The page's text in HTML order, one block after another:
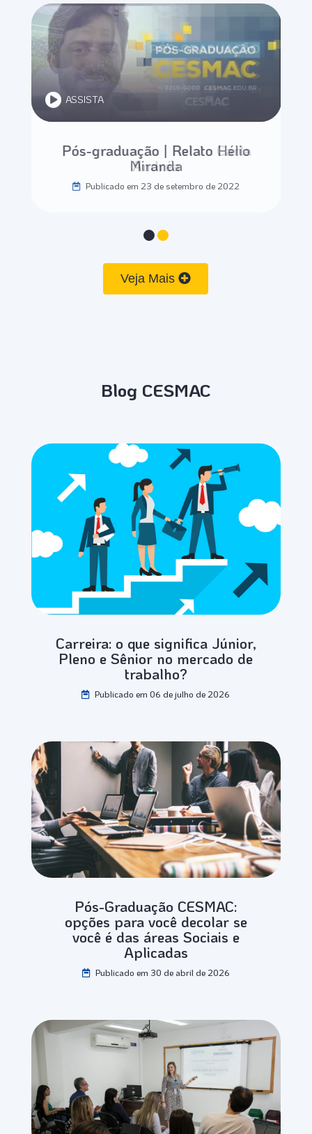
ASSISTA
Pós-graduação | Relato Hélio
Miranda
Publicado em 23 de setembro de 2022
ASSISTA
Pós-graduação | Relato Carla
Andréa
Publicado em 23 de setembro de 2022
Veja Mais
Blog CESMAC
Carreira: o que significa Júnior,
Pleno e Sênior no mercado de
trabalho?
Publicado em 06 de julho de 2026
Pós-Graduação CESMAC:
opções para você decolar se
você é das áreas Sociais e
Aplicadas
Publicado em 30 de abril de 2026